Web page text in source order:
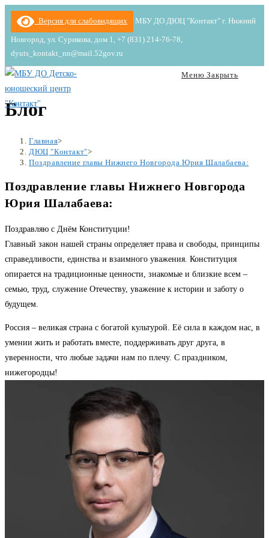
Перейти
содержимому
Версия для слабовидящих МБУ ДО ДЮЦ "Контакт" г. Нижний
Новгород, ул. Сурикова, дом 1, +7 (831) 214-76-78,
dyuts_kontakt_nn@mail.52gov.ru
Меню Закрыть
Блог
Главная>
ДЮЦ "Контакт">
Поздравление главы Нижнего Новгорода Юрия Шалабаева:
Поздравление главы Нижнего Новгорода
Юрия Шалабаева:
Поздравляю с Днём Конституции!
Главный закон нашей страны определяет права и свободы, принципы
справедливости, единства и взаимного уважения. Конституция
опирается на традиционные ценности, знакомые и близкие всем –
семью, труд, служение Отечеству, уважение к истории и заботу о
будущем.
Россия – великая страна с богатой культурой. Её сила в каждом нас, в
умении жить и работать вместе, поддерживать друг друга, в
уверенности, что любые задачи нам по плечу. С праздником,
нижегородцы!